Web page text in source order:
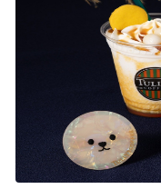
ンペーンがス ···